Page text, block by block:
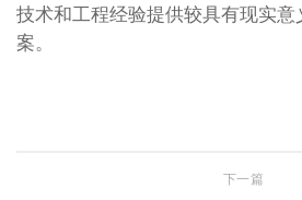
技术和工程经验提供较具有现实
案。
下一篇